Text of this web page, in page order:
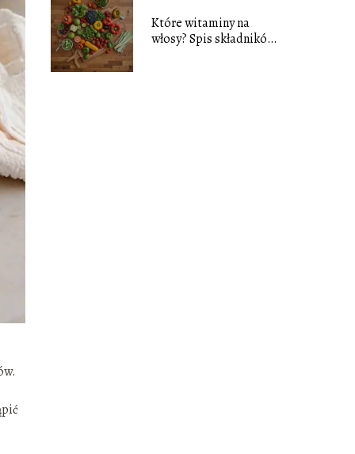
Które witaminy na
włosy? Spis składników